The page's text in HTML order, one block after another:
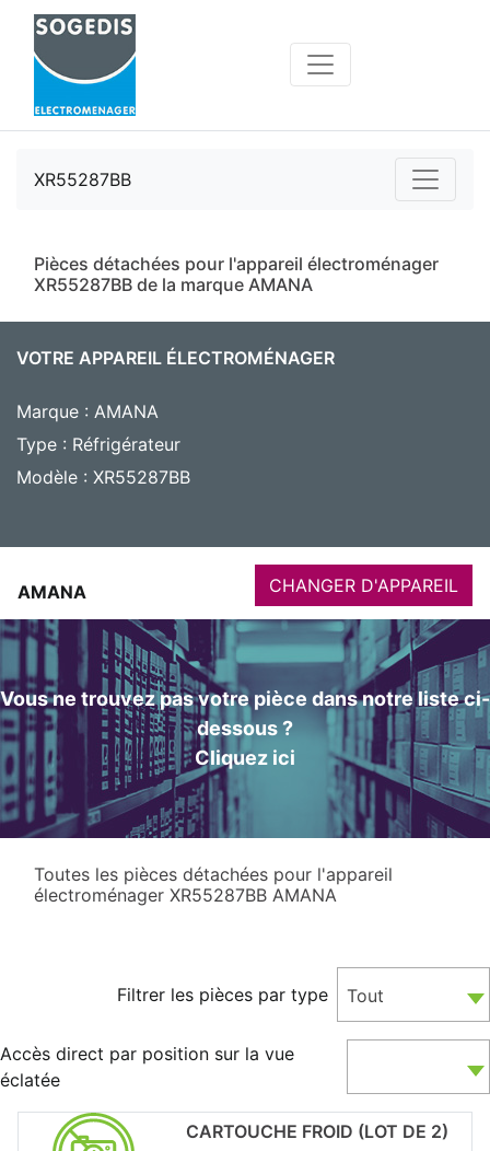
XR55287BB
Pièces détachées pour l'appareil électroménager
XR55287BB de la marque AMANA
VOTRE APPAREIL ÉLECTROMÉNAGER
Marque : AMANA
Type : Réfrigérateur
Modèle : XR55287BB
AMANA CHANGER D'APPAREIL
Vous ne trouvez pas votre pièce dans notre liste ci-
dessous ?
Cliquez ici
Toutes les pièces détachées pour l'appareil
électroménager XR55287BB AMANA
Filtrer les pièces par type Tout
Accès direct par position sur la vue
éclatée
CARTOUCHE FROID (LOT DE 2)